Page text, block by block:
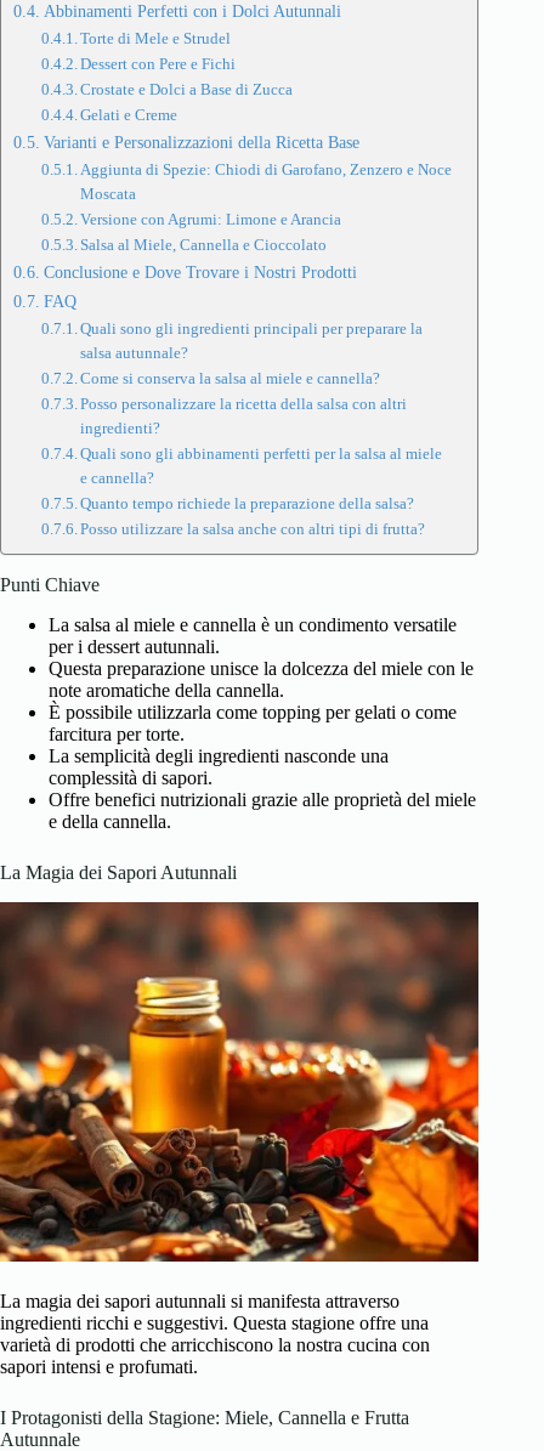
Abbinamenti Perfetti con i Dolci Autunnali
Torte di Mele e Strudel
Dessert con Pere e Fichi
Crostate e Dolci a Base di Zucca
Gelati e Creme
Varianti e Personalizzazioni della Ricetta Base
Aggiunta di Spezie: Chiodi di Garofano, Zenzero e Noce
Moscata
Versione con Agrumi: Limone e Arancia
Salsa al Miele, Cannella e Cioccolato
Conclusione e Dove Trovare i Nostri Prodotti
FAQ
Quali sono gli ingredienti principali per preparare la
salsa autunnale?
Come si conserva la salsa al miele e cannella?
Posso personalizzare la ricetta della salsa con altri
ingredienti?
Quali sono gli abbinamenti perfetti per la salsa al miele
e cannella?
Quanto tempo richiede la preparazione della salsa?
Posso utilizzare la salsa anche con altri tipi di frutta?
Punti Chiave
La salsa al miele e cannella è un condimento versatile
per i dessert autunnali.
Questa preparazione unisce la dolcezza del miele con le
note aromatiche della cannella.
È possibile utilizzarla come topping per gelati o come
farcitura per torte.
La semplicità degli ingredienti nasconde una
complessità di sapori.
Offre benefici nutrizionali grazie alle proprietà del miele
e della cannella.
La Magia dei Sapori Autunnali
La magia dei sapori autunnali si manifesta attraverso
ingredienti ricchi e suggestivi. Questa stagione offre una
varietà di prodotti che arricchiscono la nostra cucina con
sapori intensi e profumati.
I Protagonisti della Stagione: Miele, Cannella e Frutta
Autunnale